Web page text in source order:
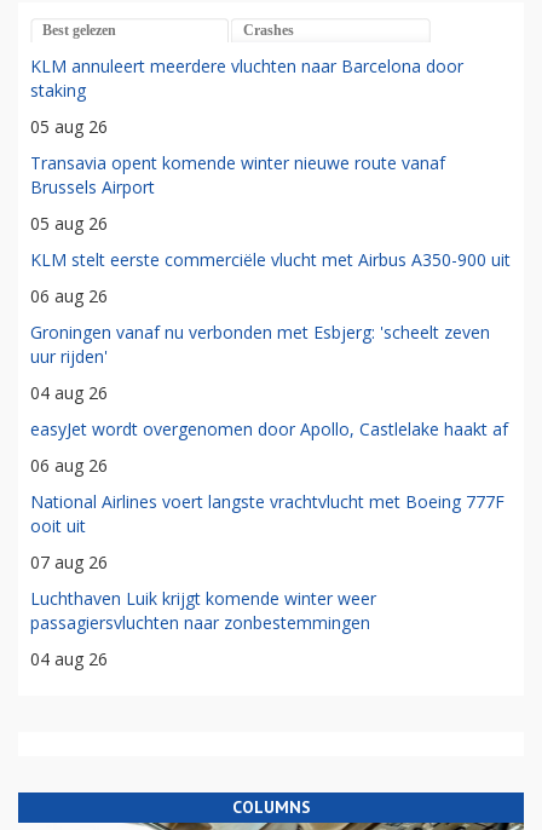
Best gelezen Crashes
KLM annuleert meerdere vluchten naar Barcelona door
staking
05 aug 26
Transavia opent komende winter nieuwe route vanaf
Brussels Airport
05 aug 26
KLM stelt eerste commerciële vlucht met Airbus A350-900 uit
06 aug 26
Groningen vanaf nu verbonden met Esbjerg: 'scheelt zeven
uur rijden'
04 aug 26
easyJet wordt overgenomen door Apollo, Castlelake haakt af
06 aug 26
National Airlines voert langste vrachtvlucht met Boeing 777F
ooit uit
07 aug 26
Luchthaven Luik krijgt komende winter weer
passagiersvluchten naar zonbestemmingen
04 aug 26
COLUMNS